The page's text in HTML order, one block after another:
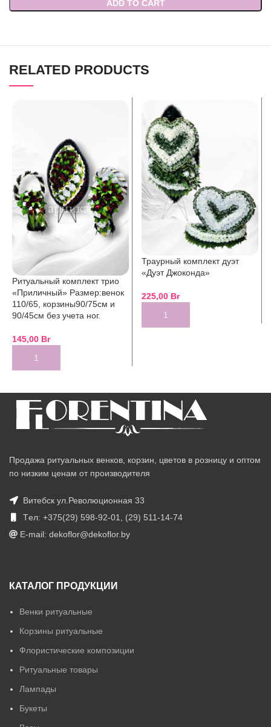
ADD TO CART
RELATED PRODUCTS
Ритуальный комплект трио
«Приличный» Размер:венок
110/65, корзины90/75см и
90/45см без учета ног.
145,00 Br
Траурный комплект дуэт
«Дуэт Джоконда»
225,00 Br
Продажа ритуальных венков, корзин, цветов в розницу и оптом
по низким ценам от производителя
Витебск ул.Революционная 33
Tел: +375(29) 598-92-01, (29) 511-14-74
E-mail: dekoflor@dekoflor.by
КАТАЛОГ ПРОДУКЦИИ
Венки ритуальные
Корзины ритуальные
Флористические композиции
Ритуальные товары
Лампады
Букеты